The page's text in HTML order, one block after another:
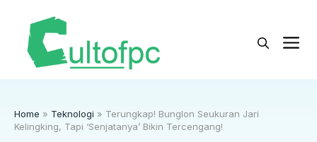
Home » Teknologi » Terungkap! Bunglon Seukuran Jari
Kelingking, Tapi ‘Senjatanya’ Bikin Tercengang!